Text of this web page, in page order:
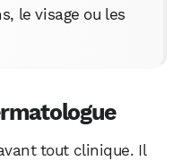
le visage ou les
tout clinique. Il